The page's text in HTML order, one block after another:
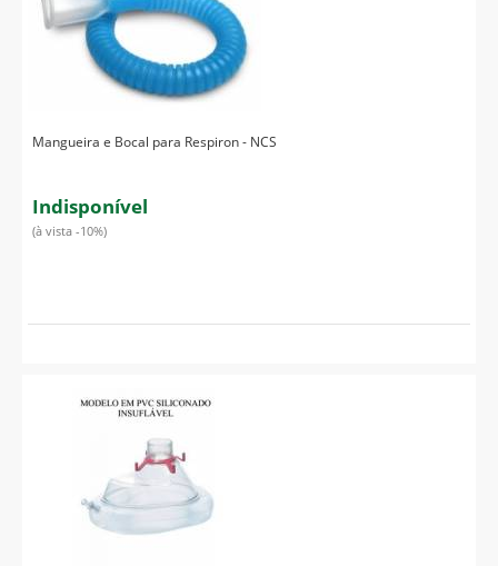
Mangueira e Bocal para Respiron - NCS
Indisponível
(à vista -10%)